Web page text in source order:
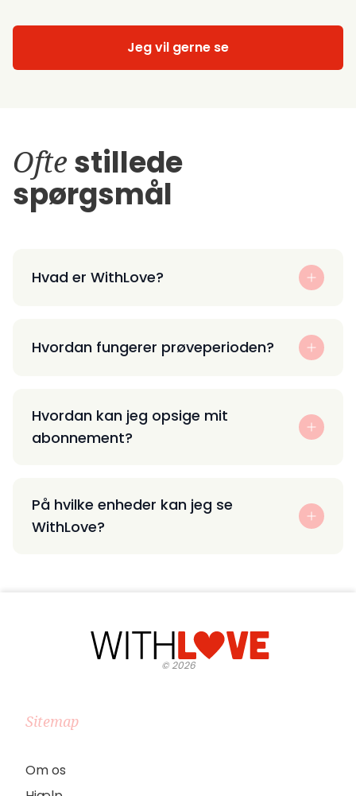
Jeg vil gerne se
Ofte stillede
spørgsmål
Hvad er WithLove?
Hvordan fungerer prøveperioden?
Hvordan kan jeg opsige mit
abonnement?
På hvilke enheder kan jeg se
WithLove?
©2026
Sitemap
Om os